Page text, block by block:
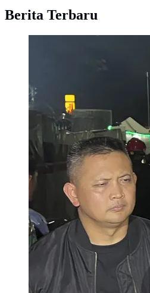
Berita Terbaru